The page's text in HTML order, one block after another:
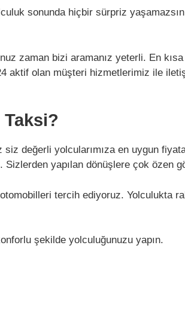
sonunda hiçbir sürpriz
zaman bizi aramanız yeterli. En
aktif olan müşteri hizmetlerimiz ile
değerli yolcularımıza en uygun
yapılan dönüşlere çok özen
tercih ediyoruz. Yolculukta
şekilde yolculuğunuzu yapın.